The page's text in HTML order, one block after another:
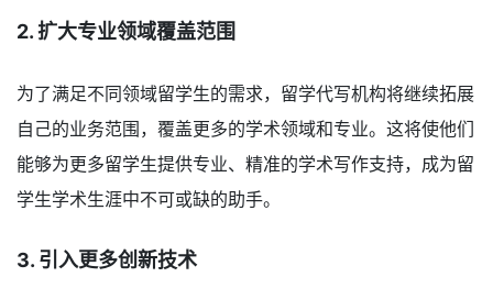
2. 扩大专业领域覆盖范围
为了满足不同领域留学生的需求，留学代写机构将继续拓展
自己的业务范围，覆盖更多的学术领域和专业。这将使他们
能够为更多留学生提供专业、精准的学术写作支持，成为留
学生学术生涯中不可或缺的助手。
3. 引入更多创新技术